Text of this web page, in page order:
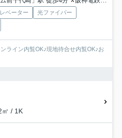
ベーター
光ファイバー
ライン内覧OK♪現地待合せ内覧OK♪お
㎡ / 1K